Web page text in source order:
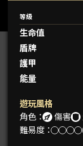
等級
生命值
盾牌
護甲
能量
遊玩風格
角色：
傷害
難易度：